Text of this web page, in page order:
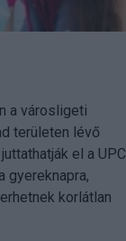
a városligeti
területen lévő
el a UPC
gyereknapra,
korlátlan